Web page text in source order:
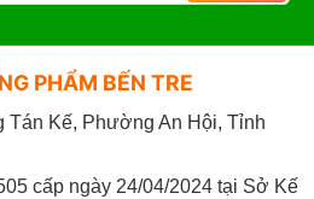
PHẨM BẾN TRE
Tán Kế, Phường An Hội, Tỉnh
cấp ngày 24/04/2024 tại Sở Kế